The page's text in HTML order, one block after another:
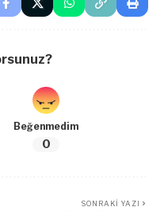
Beğenmedim
0
SONRAKI YAZI